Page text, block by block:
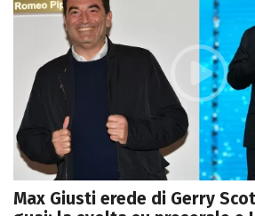
Max Giusti erede di Gerry